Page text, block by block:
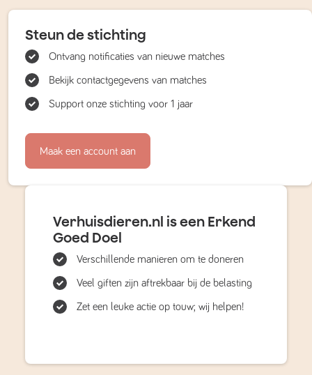
Steun de stichting
Ontvang notificaties van nieuwe matches
Bekijk contactgegevens van matches
Support onze stichting voor 1 jaar
Maak een account aan
Verhuisdieren.nl is een Erkend
Goed Doel
Verschillende manieren om te doneren
Veel giften zijn aftrekbaar bij de belasting
Zet een leuke actie op touw; wij helpen!